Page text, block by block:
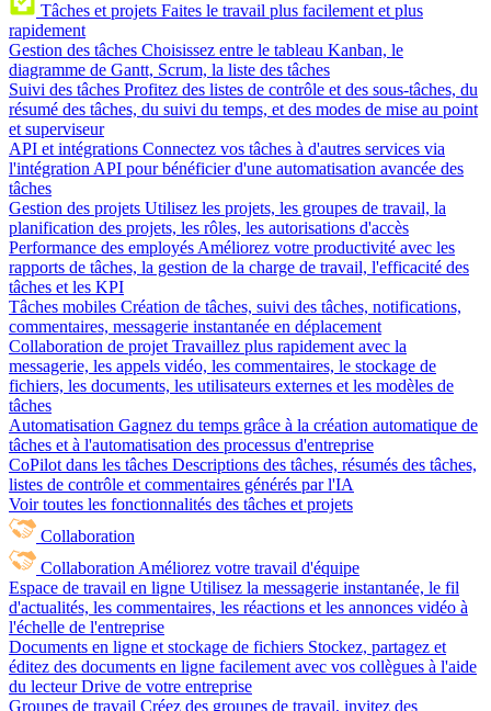
Tâches et projets Faites le travail plus facilement et plus
rapidement
Gestion des tâches Choisissez entre le tableau Kanban, le
diagramme de Gantt, Scrum, la liste des tâches
Suivi des tâches Profitez des listes de contrôle et des sous-tâches, du
résumé des tâches, du suivi du temps, et des modes de mise au point
et superviseur
API et intégrations Connectez vos tâches à d'autres services via
l'intégration API pour bénéficier d'une automatisation avancée des
tâches
Gestion des projets Utilisez les projets, les groupes de travail, la
planification des projets, les rôles, les autorisations d'accès
Performance des employés Améliorez votre productivité avec les
rapports de tâches, la gestion de la charge de travail, l'efficacité des
tâches et les KPI
Tâches mobiles Création de tâches, suivi des tâches, notifications,
commentaires, messagerie instantanée en déplacement
Collaboration de projet Travaillez plus rapidement avec la
messagerie, les appels vidéo, les commentaires, le stockage de
fichiers, les documents, les utilisateurs externes et les modèles de
tâches
Automatisation Gagnez du temps grâce à la création automatique de
tâches et à l'automatisation des processus d'entreprise
CoPilot dans les tâches Descriptions des tâches, résumés des tâches,
listes de contrôle et commentaires générés par l'IA
Voir toutes les fonctionnalités des tâches et projets
Collaboration
Collaboration Améliorez votre travail d'équipe
Espace de travail en ligne Utilisez la messagerie instantanée, le fil
d'actualités, les commentaires, les réactions et les annonces vidéo à
l'échelle de l'entreprise
Documents en ligne et stockage de fichiers Stockez, partagez et
éditez des documents en ligne facilement avec vos collègues à l'aide
du lecteur Drive de votre entreprise
Groupes de travail Créez des groupes de travail, invitez des